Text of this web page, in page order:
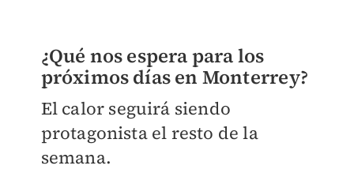
¿Qué nos espera para los
próximos días en Monterrey?
El calor seguirá siendo
protagonista el resto de la
semana.